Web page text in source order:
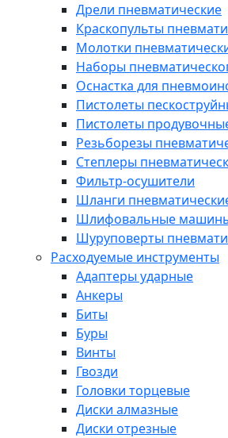
Дрели пневматические
Краскопульты
Молотки
Наборы
Оснастка для
Пистолеты
Пистолеты
Резьборезы
Степлеры
Фильтр-осушители
Шланги
Шлифовальные
Шуруповерты
Расходуемые инструменты
Адаптеры ударные
Анкеры
Биты
Буры
Винты
Гвозди
Головки торцевые
Диски алмазные
Диски отрезные